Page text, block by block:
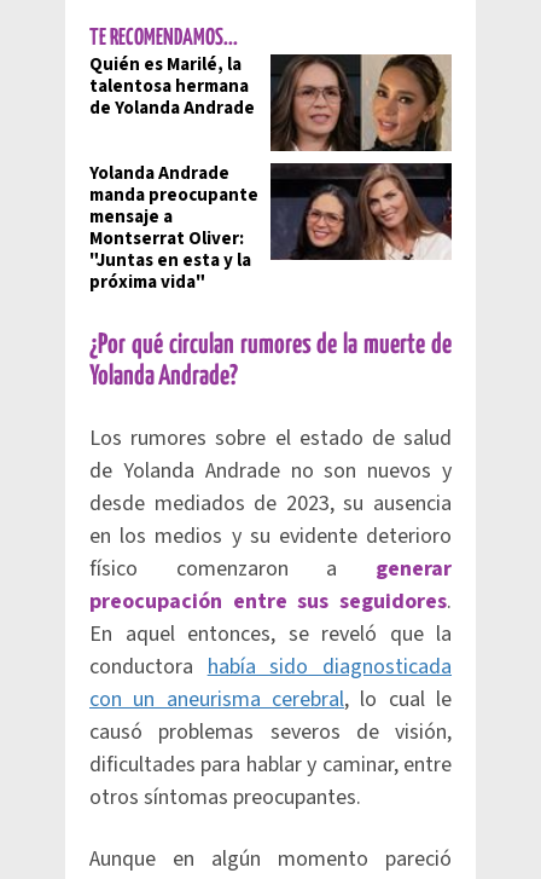
TE RECOMENDAMOS...
Quién es Marilé, la
talentosa hermana
de Yolanda Andrade
Yolanda Andrade
manda preocupante
mensaje a
Montserrat Oliver:
"Juntas en esta y la
próxima vida"
¿Por qué circulan rumores de la muerte de
Yolanda Andrade?
Los rumores sobre el estado de salud
de Yolanda Andrade no son nuevos y
desde mediados de 2023, su ausencia
en los medios y su evidente deterioro
físico comenzaron a generar
preocupación entre sus seguidores.
En aquel entonces, se reveló que la
conductorahabía sido diagnosticada
con un aneurisma cerebral, lo cual le
causó problemas severos de visión,
dificultades para hablar y caminar, entre
otros síntomas preocupantes.
Aunque en algún momento pareció